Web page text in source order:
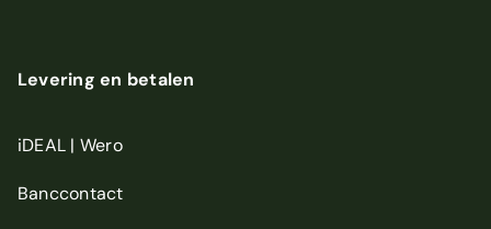
Levering en betalen
iDEAL | Wero
Banccontact